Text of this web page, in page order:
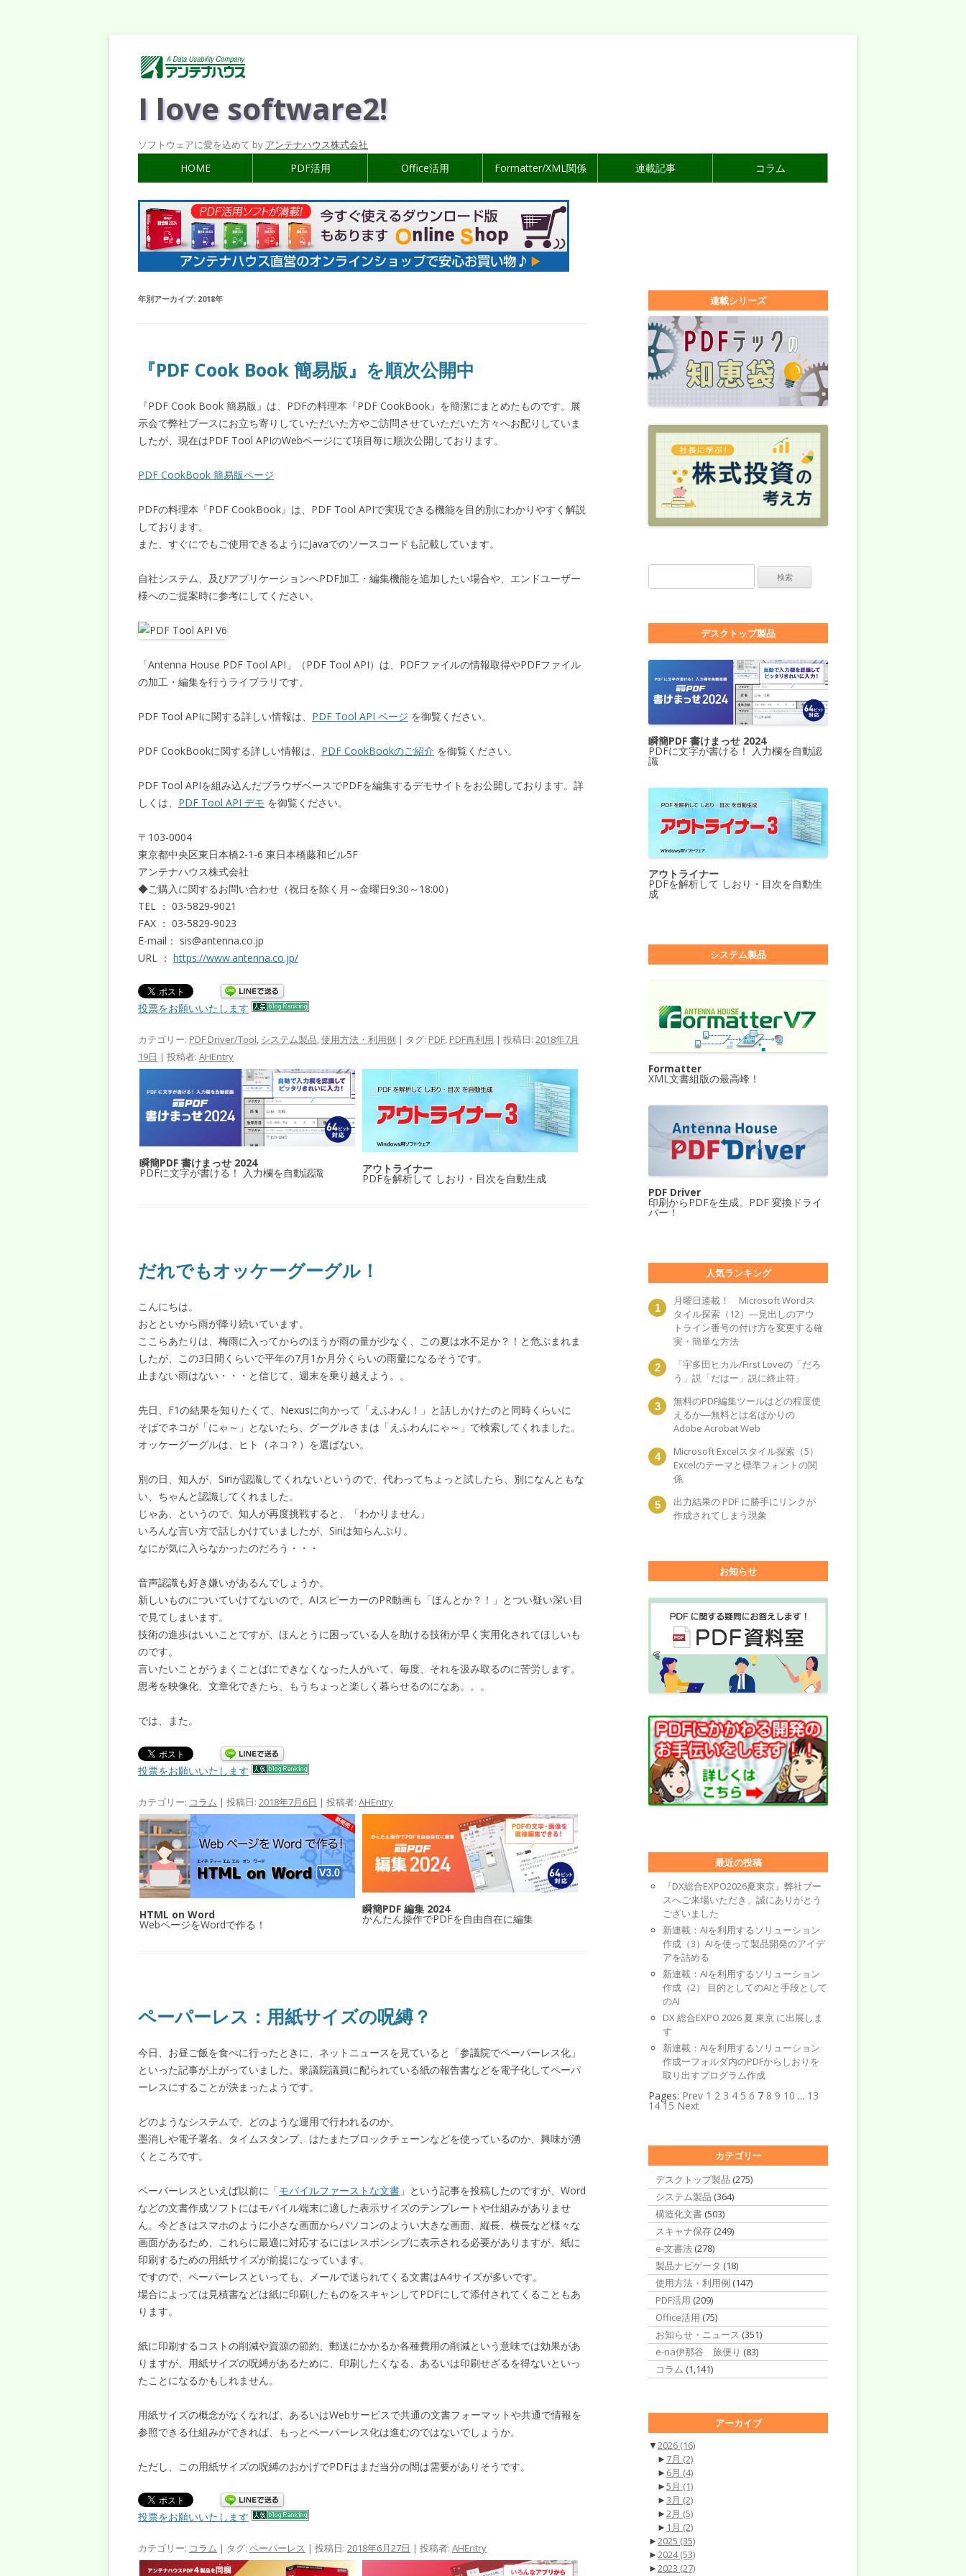
I love software2!
ソフトウェアに愛を込めて by アンテナハウス株式会社
HOME PDF活用 Office活用 Formatter/XML関係 連載記事 コラム
年別アーカイブ: 2018年
『PDF Cook Book 簡易版』を順次公開中
『PDF Cook Book 簡易版』は、PDFの料理本『PDF CookBook』を簡潔にまとめたものです。展
示会で弊社ブースにお立ち寄りしていただいた方やご訪問させていただいた方々へお配りしていま
したが、現在はPDF Tool APIのWebページにて項目毎に順次公開しております。
PDF CookBook 簡易版ページ
PDFの料理本『PDF CookBook』は、PDF Tool APIで実現できる機能を目的別にわかりやすく解説
しております。
また、すぐにでもご使用できるようにJavaでのソースコードも記載しています。
自社システム、及びアプリケーションへPDF加工・編集機能を追加したい場合や、エンドユーザー
様へのご提案時に参考にしてください。
「Antenna House PDF Tool API」（PDF Tool API）は、PDFファイルの情報取得やPDFファイル
の加工・編集を行うライブラリです。
PDF Tool APIに関する詳しい情報は、 PDF Tool API ページ を御覧ください。
PDF CookBookに関する詳しい情報は、 PDF CookBookのご紹介 を御覧ください。
PDF Tool APIを組み込んだブラウザベースでPDFを編集するデモサイトをお公開しております。詳
しくは、 PDF Tool API デモ を御覧ください。
〒103-0004
東京都中央区東日本橋2-1-6 東日本橋藤和ビル5F
アンテナハウス株式会社
◆ご購入に関するお問い合わせ（祝日を除く月～金曜日9:30～18:00）
TEL ： 03-5829-9021
FAX ： 03-5829-9023
E-mail： sis@antenna.co.jp
URL ： https://www.antenna.co.jp/
投票をお願いいたします
カテゴリー: PDF Driver/Tool, システム製品,使用方法・利用例 | タグ: PDF, PDF再利用 | 投稿日: 2018年7月
19日 | 投稿者: AHEntry
瞬簡PDF 書けまっせ 2024
PDFに文字が書ける！ 入力欄を自動認識 アウトライナー
PDFを解析して しおり・目次を自動生成
だれでもオッケーグーグル！
こんにちは。
おとといから雨が降り続いています。
ここらあたりは、梅雨に入ってからのほうが雨の量が少なく、この夏は水不足か？！と危ぶまれま
したが、この3日間くらいで平年の7月1か月分くらいの雨量になるそうです。
止まない雨はない・・・と信じて、週末を乗り越えよう。。
先日、F1の結果を知りたくて、Nexusに向かって「えふわん！」と話しかけたのと同時くらいに
そばでネコが「にゃ～」とないたら、グーグルさまは「えふわんにゃ～」で検索してくれました。
オッケーグーグルは、ヒト（ネコ？）を選ばない。
別の日、知人が、Siriが認識してくれないというので、代わってちょっと試したら、別になんともな
い、ちゃんと認識してくれました。
じゃあ、というので、知人が再度挑戦すると、「わかりません」
いろんな言い方で話しかけていましたが、Siriは知らんぷり。
なにが気に入らなかったのだろう・・・
音声認識も好き嫌いがあるんでしょうか。
新しいものについていけてないので、AIスピーカーのPR動画も「ほんとか？！」とつい疑い深い目
で見てしまいます。
技術の進歩はいいことですが、ほんとうに困っている人を助ける技術が早く実用化されてほしいも
のです。
言いたいことがうまくことばにできなくなった人がいて、毎度、それを汲み取るのに苦労します。
思考を映像化、文章化できたら、もうちょっと楽しく暮らせるのになあ。。。
では、また。
投票をお願いいたします
カテゴリー: コラム | 投稿日: 2018年7月6日 | 投稿者: AHEntry
HTML on Word
WebページをWordで作る！
瞬簡PDF 編集 2024
かんたん操作でPDFを自由自在に編集
ペーパーレス：用紙サイズの呪縛？
今日、お昼ご飯を食べに行ったときに、ネットニュースを見ていると「参議院でペーパーレス化」
といった記事が上がっていました。衆議院議員に配られている紙の報告書などを電子化してペーパ
ーレスにすることが決まったようです。
どのようなシステムで、どのような運用で行われるのか。
墨消しや電子署名、タイムスタンプ、はたまたブロックチェーンなどを使っているのか、興味が湧
くところです。
ペーパーレスといえば以前に「モバイルファーストな文書 」という記事を投稿したのですが、Word
などの文書作成ソフトにはモバイル端末に適した表示サイズのテンプレートや仕組みがありませ
ん。今どきはスマホのように小さな画面からパソコンのようい大きな画面、縦長、横長など様々な
画面があるため、これらに最適に対応するにはレスポンシブに表示される必要がありますが、紙に
印刷するための用紙サイズが前提になっています。
ですので、ペーパーレスといっても、メールで送られてくる文書はA4サイズが多いです。
場合によっては見積書などは紙に印刷したものをスキャンしてPDFにして添付されてくることもあ
ります。
紙に印刷するコストの削減や資源の節約、郵送にかかるか各種費用の削減という意味では効果があ
りますが、用紙サイズの呪縛があるために、印刷したくなる、あるいは印刷せざるを得ないといっ
たことになるかもしれません。
用紙サイズの概念がなくなれば、あるいはWebサービスで共通の文書フォーマットや共通で情報を
参照できる仕組みができれば、もっとペーパーレス化は進むのではないでしょうか。
ただし、この用紙サイズの呪縛のおかげでPDFはまだ当分の間は需要がありそうです。
投票をお願いいたします
カテゴリー: コラム | タグ: ペーパーレス | 投稿日: 2018年6月27日 | 投稿者: AHEntry
連載シリーズ
デスクトップ製品
瞬簡PDF 書けまっせ 2024
PDFに文字が書ける！ 入力欄を自動認
識
アウトライナー
PDFを解析して しおり・目次を自動生
成
システム製品
Formatter
XML文書組版の最高峰！
PDF Driver
印刷からPDFを生成。PDF 変換ドライ
バー！
人気ランキング
月曜日連載！ Microsoft Wordス
タイル探索（12）―見出しのアウ
トライン番号の付け方を変更する確
実・簡単な方法
「宇多田ヒカル/First Loveの「だろ
う」説「だはー」説に終止符」
無料のPDF編集ツールはどの程度使
えるか―無料とは名ばかりの
Adobe Acrobat Web
Microsoft Excelスタイル探索（5）
Excelのテーマと標準フォントの関
係
出力結果の PDF に勝手にリンクが
作成されてしまう現象
お知らせ
最近の投稿
『DX総合EXPO2026夏東京』弊社ブー
スへご来場いただき、誠にありがとう
ございました
新連載：AIを利用するソリューション
作成（3）AIを使って製品開発のアイデ
アを詰める
新連載：AIを利用するソリューション
作成（2） 目的としてのAIと手段として
のAI
DX 総合EXPO 2026 夏 東京 に出展しま
す
新連載：AIを利用するソリューション
作成ーフォルダ内のPDFからしおりを
取り出すプログラム作成
Pages: Prev 1 2 3 4 5 6 7 8 9 10 ... 13
14 15 Next
カテゴリー
デスクトップ製品 (275)
システム製品 (364)
構造化文書 (503)
スキャナ保存 (249)
e-文書法 (278)
製品ナビゲータ (18)
使用方法・利用例 (147)
PDF活用 (209)
Office活用 (75)
お知らせ・ニュース (351)
e-na伊那谷 旅便り (83)
コラム (1,141)
アーカイブ
▼2026 (16)
► 7月 (2)
► 6月 (4)
►5月 (1)
►3月 (2)
►2月 (5)
► 1月 (2)
►2025 (35)
►2024(53)
►2023 (27)